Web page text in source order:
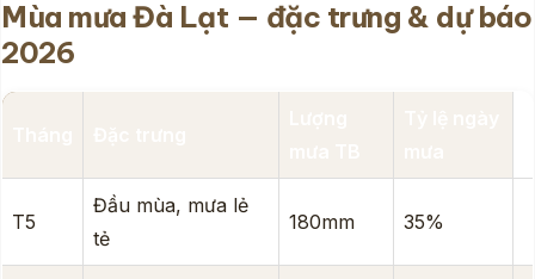
Mùa mưa Đà Lạt — đặc trưng & dự báo
2026
T5
Đầu mùa, mưa lẻ
tẻ
180mm 35%